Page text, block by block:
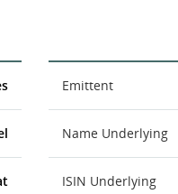
Emittent
Name Underlying
ISIN Underlying